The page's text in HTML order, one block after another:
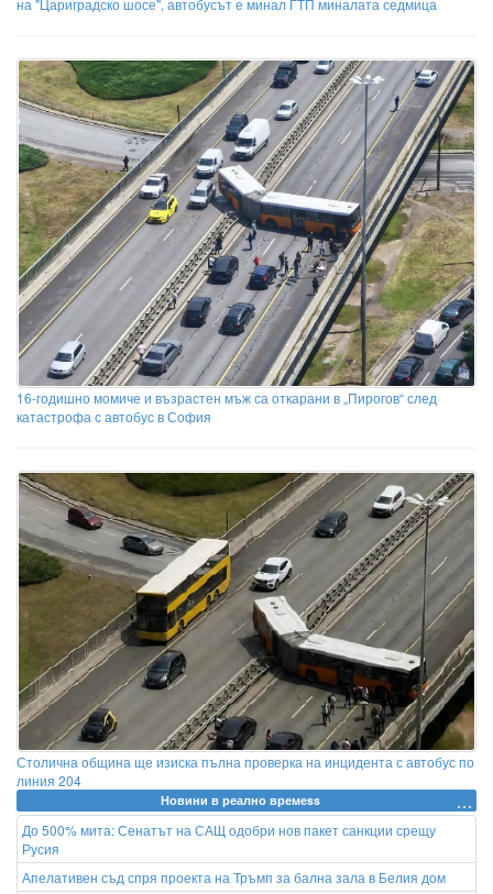
16-годишно момиче и възрастен мъж са откарани в „Пирогов“ след
катастрофа с автобус в София
Столична община ще изиска пълна проверка на инцидента с автобус по
линия 204
Новини в реално времеss
До 500% мита: Сенатът на САЩ одобри нов пакет санкции срещу
Русия
Апелативен съд спря проекта на Тръмп за бална зала в Белия дом